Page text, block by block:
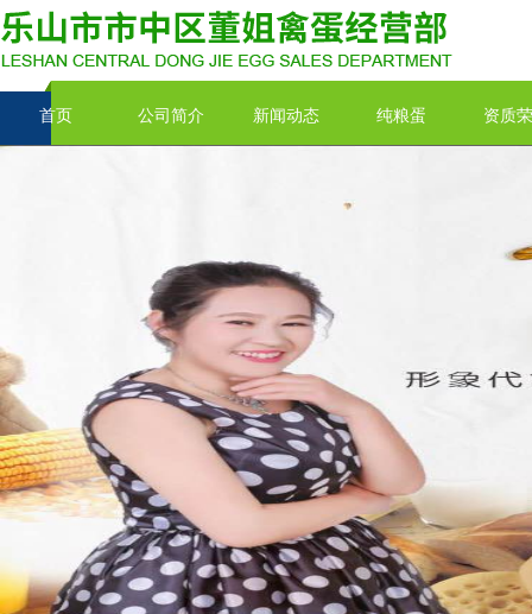
首页 公司简介 新闻动态 纯粮蛋 资质